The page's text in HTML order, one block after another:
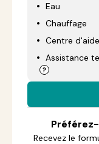
Eau
Chauffage
Centre d'aide
Assistance
Recevez le